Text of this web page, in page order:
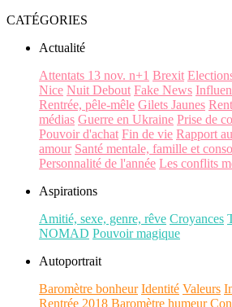
CATÉGORIES
Actualité
Attentats 13 nov. n+1 Brexit
Nice Nuit Debout Fake News
Rentrée, pêle-mêle Gilets Jaunes
médias Guerre en Ukraine Prise de
Pouvoir d'achat Fin de vie Rapport
amour Santé mentale, famille et conso
Personnalité de l'année Les conflits
Aspirations
Amitié, sexe, genre, rêve Croyances
NOMAD Pouvoir magique
Autoportrait
Baromètre bonheur Identité Valeurs
Rentrée 2018 Baromètre humeur